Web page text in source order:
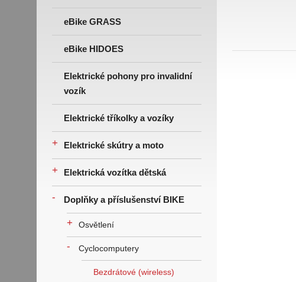
eBike GRASS
eBike HIDOES
Elektrické pohony pro invalidní
vozík
Elektrické tříkolky a vozíky
+ Elektrické skútry a moto
+ Elektrická vozítka dětská
- Doplňky a příslušenství BIKE
+ Osvětlení
- Cyclocomputery
Bezdrátové (wireless)